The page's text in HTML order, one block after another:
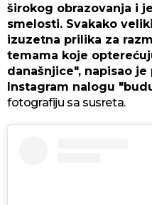
širokog obrazovanja i
smelosti. Svakako
izuzetna prilika za
temama koje
današnjice", napisao
Instagram nalogu
fotografiju sa susreta.